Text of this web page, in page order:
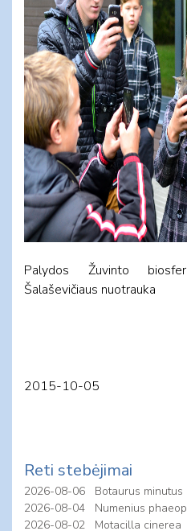
Palydos Žuvinto
Šalaševičiaus nuotrauka
2015-10-05
Reti stebėjimai
2026-08-06
Botaurus minutus
2026-08-04
Numenius
2026-08-02
Motacilla cinerea